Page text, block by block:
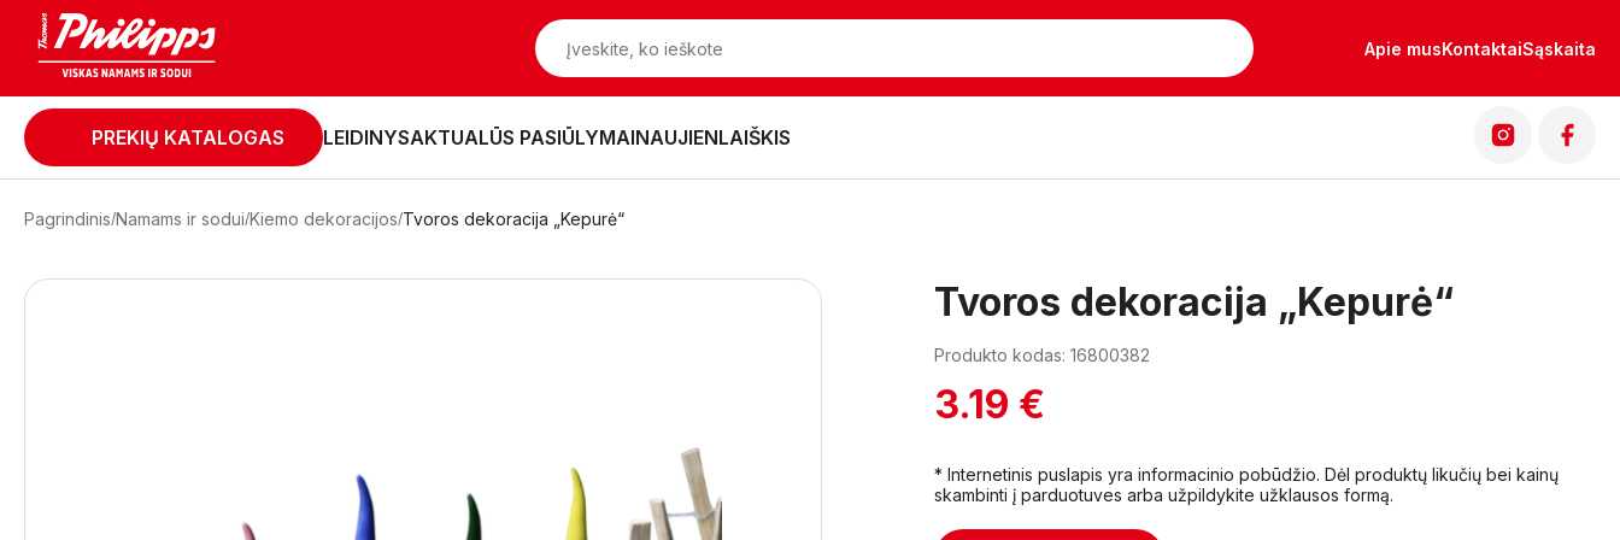
Apie musKontaktaiSąskaita
PREKIŲ KATALOGAS LEIDINYSAKTUALŪS PASIŪLYMAINAUJIENLAIŠKIS
Pagrindinis Namams ir sodui Kiemo dekoracijos Tvoros dekoracija „Kepurė“
Tvoros dekoracija „Kepurė“
Produkto kodas: 16800382
3.19 €
* Internetinis puslapis yra informacinio pobūdžio. Dėl produktų likučių bei kainų
skambinti į parduotuves arba užpildykite užklausos formą.